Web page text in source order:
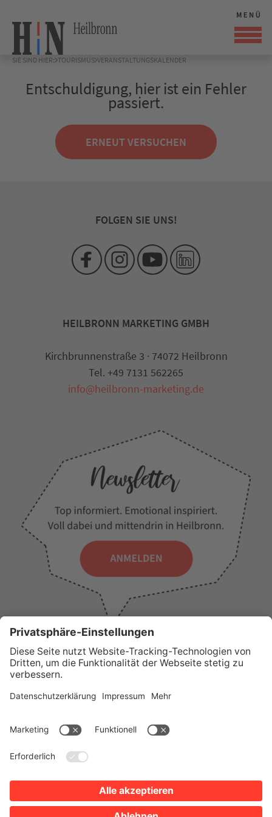
SIE SIND HIER: TOURISMUS VERANSTALTUNGSKALENDER
Entschuldigung, hier ist ein Fehler
passiert.
ERNEUT VERSUCHEN
FOLGEN SIE UNS!
WICHTIGE LINKS
PresseWir über unsTourist-Information
Erklärung zur Barrierefreiheit
Impressum
HEILBRONN MARKETING GMBH
Kirchbrunnenstraße 3 · 74072 Heilbronn
Tel. +49 7131 562265
info@heilbronn-marketing.de